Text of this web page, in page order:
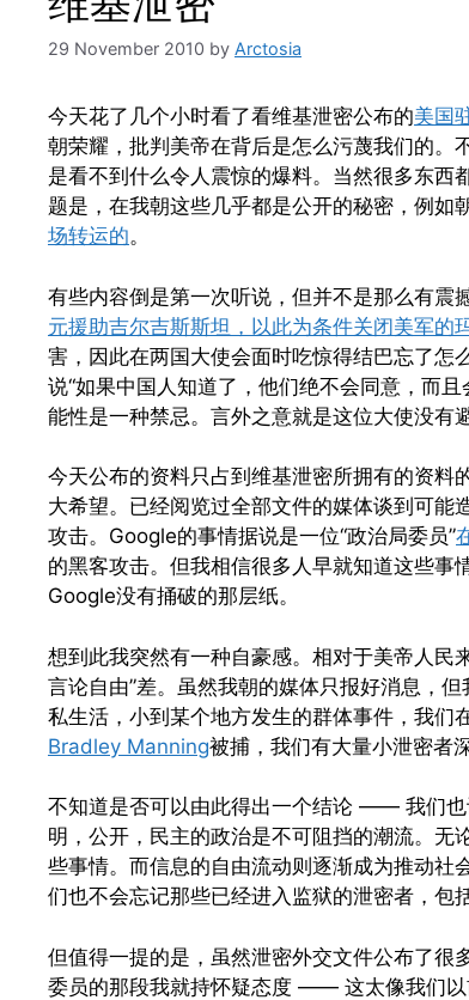
29 November 2010 by Arctosia
今天花了几个小时看了看维基泄密公布的美国
朝荣耀，批判美帝在背后是怎么污蔑我们的。
是看不到什么令人震惊的爆料。当然很多东西
题是，在我朝这些几乎都是公开的秘密，例
场转运的。
有些内容倒是第一次听说，但并不是那么有震撼
元援助吉尔吉斯斯坦，以此为条件关闭美军的
害，因此在两国大使会面时吃惊得结巴忘了怎
说“如果中国人知道了，他们绝不会同意，而
能性是一种禁忌。言外之意就是这位大使没有避
今天公布的资料只占到维基泄密所拥有的资料
大希望。已经阅览过全部文件的媒体谈到可
攻击。Google的事情据说是一位“政治局委员”
的黑客攻击。但我相信很多人早就知道这些事
Google没有捅破的那层纸。
想到此我突然有一种自豪感。相对于美帝人民
言论自由”差。虽然我朝的媒体只报好消息，
私生活，小到某个地方发生的群体事件，我们
Bradley Manning被捕，我们有大量小泄密者
不知道是否可以由此得出一个结论 —— 我们
明，公开，民主的政治是不可阻挡的潮流。无
些事情。而信息的自由流动则逐渐成为推动社
们也不会忘记那些已经进入监狱的泄密者，包
但值得一提的是，虽然泄密外交文件公布了很
委员的那段我就持怀疑态度 —— 这太像我们